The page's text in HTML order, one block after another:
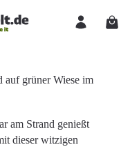
am Strand genießt
dieser witzigen